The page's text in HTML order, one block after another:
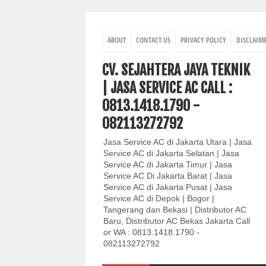
ABOUT CONTACT US PRIVACY POLICY
CV. SEJAHTERA JAYA TEKNIK
| JASA SERVICE AC CALL :
0813.1418.1790 -
082113272792
Jasa Service AC di Jakarta Utara | Jasa
Service AC di Jakarta Selatan | Jasa
Service AC di Jakarta Timur | Jasa
Service AC Di Jakarta Barat | Jasa
Service AC di Jakarta Pusat | Jasa
Service AC di Depok | Bogor |
Tangerang dan Bekasi | Distributor AC
Baru, Distributor AC Bekas Jakarta Call
or WA : 0813.1418.1790 -
082113272792